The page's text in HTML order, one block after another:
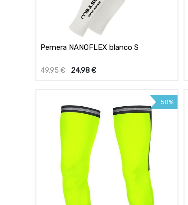
Pernera NANOFLEX blanco S
49,95€ 24,98€
50%